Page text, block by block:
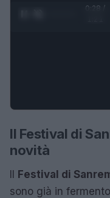
0:28 /
Il Festival di
novità
Il Festival di
sono già in